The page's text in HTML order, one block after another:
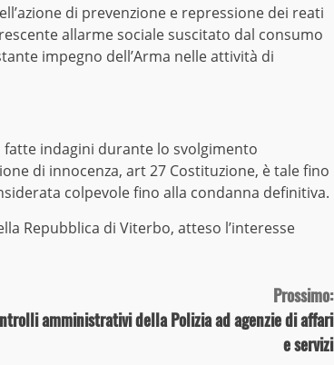
di prevenzione e repressione dei reati
allarme sociale suscitato dal consumo
impegno dell’Arma nelle attività di
indagini durante lo svolgimento
di innocenza, art 27 Costituzione, è tale fino
colpevole fino alla condanna definitiva.
Repubblica di Viterbo, atteso l’interesse
Prossimo:
amministrativi della Polizia ad agenzie di affari
e servizi